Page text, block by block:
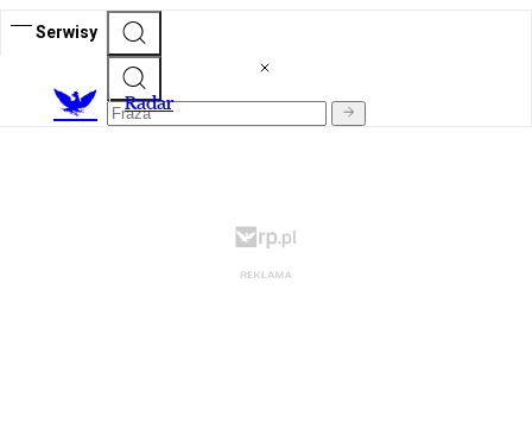
Serwisy
Radar